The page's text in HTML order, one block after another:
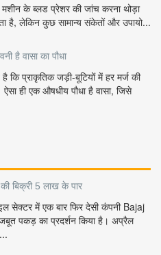
मशीन के ब्लड प्रेशर की जांच करना थोड़ा
है, लेकिन कुछ सामान्य संकेतों और उपायो...
है वासा का पौधा
कि प्राकृतिक जड़ी-बूटियों में हर मर्ज की
ऐसा ही एक औषधीय पौधा है वासा, जिसे
बिक्री 5 लाख के पार
सेक्टर में एक बार फिर देसी कंपनी Bajaj
पकड़ का प्रदर्शन किया है। अप्रैल